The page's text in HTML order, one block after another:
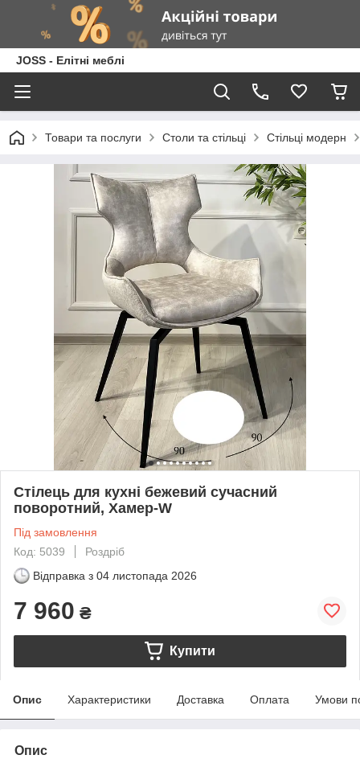
JOSS - Елітні меблі
Товари та послуги Столи та стільці Стільці модерн
Стілець для кухні бежевий сучасний
поворотний, Хамер-W
Під замовлення
Код: 5039
Роздріб
Відправка з 04 листопада 2026
7 960 ₴
Купити
Опис Характеристики Доставка Оплата Умови
Опис